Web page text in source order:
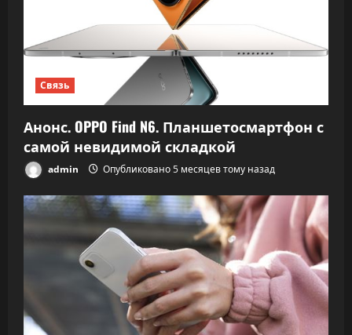
Связь
Анонс. OPPO Find N6. Планшетосмартфон с
самой невидимой складкой
admin Опубликовано 5 месяцев тому назад